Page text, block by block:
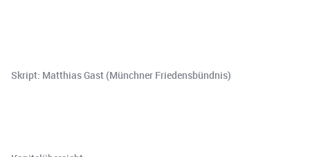
Skript: Matthias Gast (Münchner Friedensbündnis)